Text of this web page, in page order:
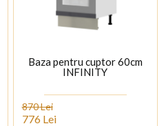
Baza pentru cuptor 60cm
INFINITY
870 Lei
776 Lei